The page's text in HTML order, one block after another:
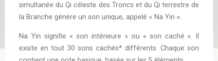
simultanée du Qi céleste des Troncs et du Qi terrestre de
la Branche génère un son unique, appelé « Na Yin ».
Na Yin signifie « son intérieure » ou « son caché ». Il
existe en tout 30 sons cachés* différents. Chaque son